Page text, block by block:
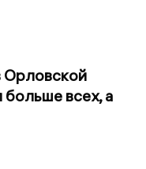
Орловской
больше всех, а